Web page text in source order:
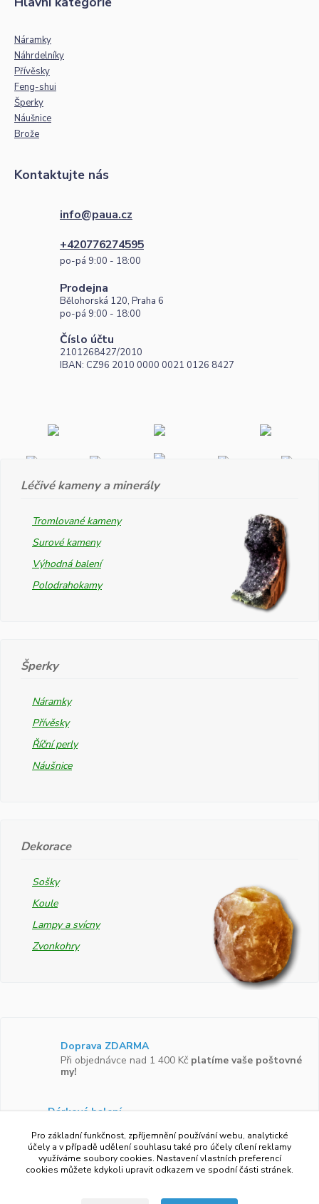
Náramky
Náhrdelníky
Přívěsky
Feng-shui
Šperky
Náušnice
Brože
Kontaktujte nás
info@paua.cz
+420776274595
po-pá 9:00 - 18:00
Prodejna
Bělohorská 120, Praha 6
po-pá 9:00 - 18:00
Číslo účtu
2101268427/2010
IBAN: CZ96 2010 0000 0021 0126 8427
Léčivé kameny a minerály
Tromlované kameny
Surové kameny
Výhodná balení
Polodrahokamy
Šperky
Náramky
Přívěsky
Říční perly
Náušnice
Dekorace
Sošky
Koule
Lampy a svícny
Zvonkohry
Doprava ZDARMA
Při objednávce nad 1 400 Kč platíme vaše poštovné
my!
Dárkové balení
Ověřeno zákazníky
Pro základní funkčnost, zpříjemnění používání webu, analytické
účely a v případě udělení souhlasu také pro účely cílení reklamy
využíváme soubory cookies. Nastavení vlastních preferencí
cookies můžete kdykoli upravit odkazem ve spodní části stránek.